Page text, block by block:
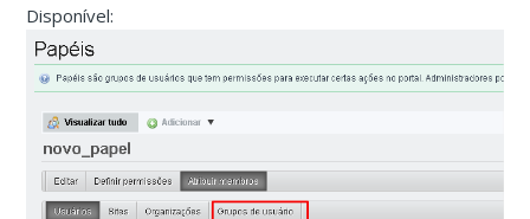
Disponível: